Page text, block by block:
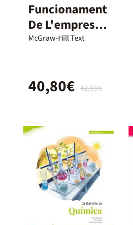
Funcionament
De L'empresa I
Disseny De
Batxillerat
McGraw-Hill Text
42,95€
40,80€